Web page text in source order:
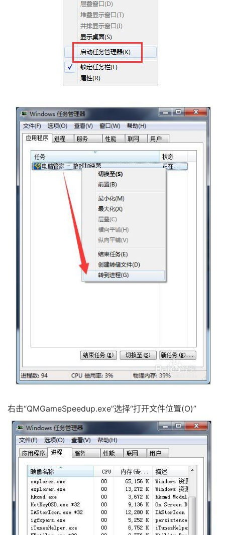
右击“QMGameSpeedup.exe”选择“打开文件位置(O)”